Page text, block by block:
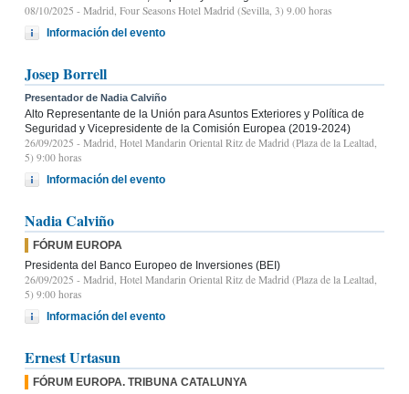
08/10/2025 - Madrid, Four Seasons Hotel Madrid (Sevilla, 3) 9.00 horas
Información del evento
Josep Borrell
Presentador de Nadia Calviño
Alto Representante de la Unión para Asuntos Exteriores y Política de
Seguridad y Vicepresidente de la Comisión Europea (2019-2024)
26/09/2025 - Madrid, Hotel Mandarin Oriental Ritz de Madrid (Plaza de la Lealtad,
5) 9:00 horas
Información del evento
Nadia Calviño
FÓRUM EUROPA
Presidenta del Banco Europeo de Inversiones (BEI)
26/09/2025 - Madrid, Hotel Mandarin Oriental Ritz de Madrid (Plaza de la Lealtad,
5) 9:00 horas
Información del evento
Ernest Urtasun
FÓRUM EUROPA. TRIBUNA CATALUNYA